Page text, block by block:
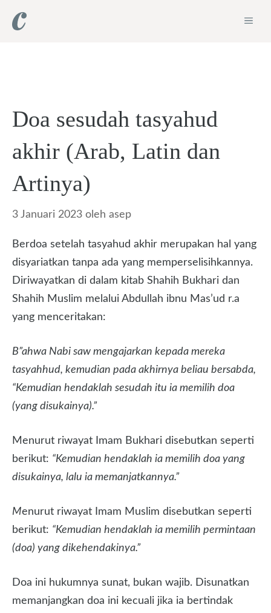
Doa sesudah tasyahud
akhir (Arab, Latin dan
Artinya)
3 Januari 2023 oleh asep
Berdoa setelah tasyahud akhir merupakan hal yang
disyariatkan tanpa ada yang memperselisihkannya.
Diriwayatkan di dalam kitab Shahih Bukhari dan
Shahih Muslim melalui Abdullah ibnu Mas’ud r.a
yang menceritakan:
B”ahwa Nabi saw mengajarkan kepada mereka
tasyahhud, kemudian pada akhirnya beliau bersabda,
“Kemudian hendaklah sesudah itu ia memilih doa
(yang disukainya).”
Menurut riwayat Imam Bukhari disebutkan seperti
berikut: “Kemudian hendaklah ia memilih doa yang
disukainya, lalu ia memanjatkannya.”
Menurut riwayat Imam Muslim disebutkan seperti
berikut: “Kemudian hendaklah ia memilih permintaan
(doa) yang dikehendakinya.”
Doa ini hukumnya sunat, bukan wajib. Disunatkan
memanjangkan doa ini kecuali jika ia bertindak